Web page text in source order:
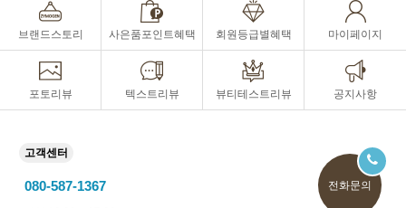
브랜드스토리 사은품포인트혜택 회원등급별혜택 마이페이지
포토리뷰 텍스트리뷰 뷰티테스트리뷰 공지사항
고객센터
080-587-1367 전화문의